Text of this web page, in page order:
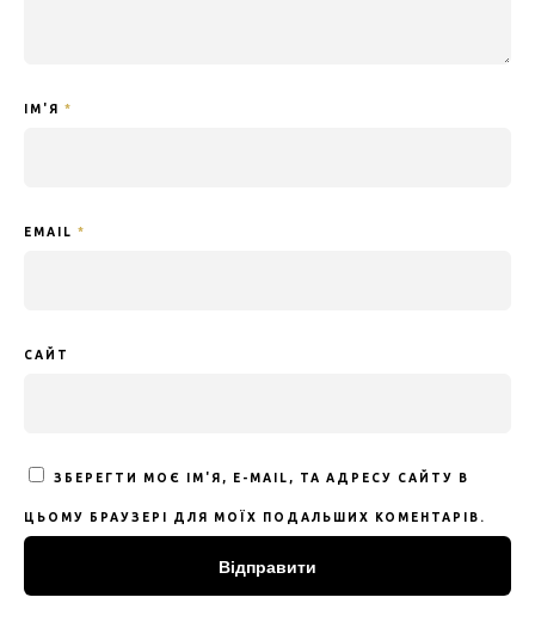
ІМ'Я *
EMAIL *
САЙТ
ЗБЕРЕГТИ МОЄ ІМ'Я, E-MAIL, ТА АДРЕСУ САЙТУ В
ЦЬОМУ БРАУЗЕРІ ДЛЯ МОЇХ ПОДАЛЬШИХ КОМЕНТАРІВ.